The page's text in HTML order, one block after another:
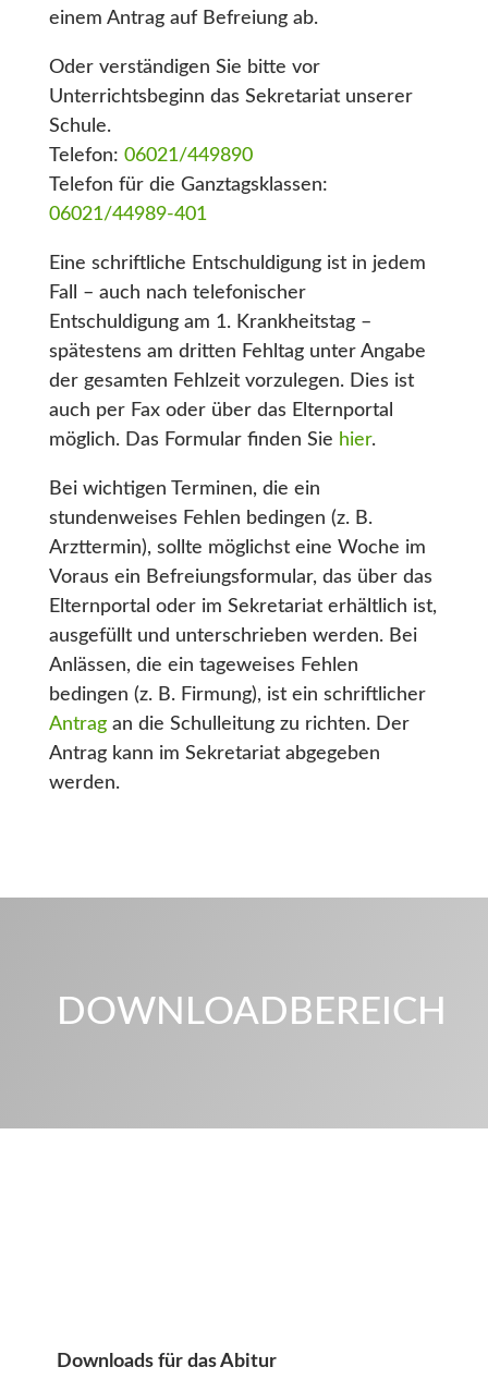
einem Antrag auf Befreiung ab.
Oder verständigen Sie bitte vor
Unterrichtsbeginn das Sekretariat unserer
Schule.
Telefon: 06021/449890
Telefon für die Ganztagsklassen:
06021/44989-401
Eine schriftliche Entschuldigung ist in jedem
Fall – auch nach telefonischer
Entschuldigung am 1. Krankheitstag –
spätestens am dritten Fehltag unter Angabe
der gesamten Fehlzeit vorzulegen. Dies ist
auch per Fax oder über das Elternportal
möglich. Das Formular finden Sie hier.
Bei wichtigen Terminen, die ein
stundenweises Fehlen bedingen (z. B.
Arzttermin), sollte möglichst eine Woche im
Voraus ein Befreiungsformular, das über das
Elternportal oder im Sekretariat erhältlich ist,
ausgefüllt und unterschrieben werden. Bei
Anlässen, die ein tageweises Fehlen
bedingen (z. B. Firmung), ist ein schriftlicher
Antragan die Schulleitung zu richten. Der
Antrag kann im Sekretariat abgegeben
werden.
DOWNLOADBEREICH
Downloads für das Abitur